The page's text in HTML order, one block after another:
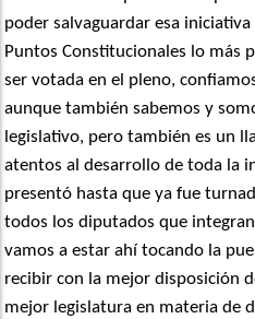
poder salvaguardar esa
Puntos Constitucionales lo más
ser votada en el pleno,
aunque también sabemos y
legislativo, pero también es un
atentos al desarrollo de toda la
presentó hasta que ya fue
todos los diputados que
vamos a estar ahí tocando la
recibir con la mejor disposición
mejor legislatura en materia de